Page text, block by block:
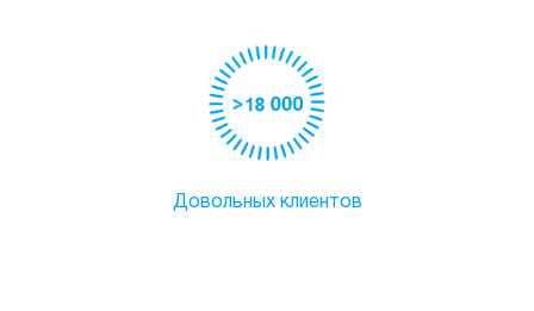
Довольных клиентов